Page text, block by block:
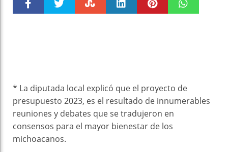
* La diputada local explicó que el proyecto de
presupuesto 2023, es el resultado de innumerables
reuniones y debates que se tradujeron en
consensos para el mayor bienestar de los
michoacanos.